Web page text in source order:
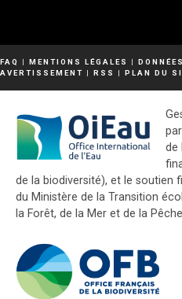
FAQ | MENTIONS LÉGALES |
AVERTISSEMENT | RSS | PLAN DU
de
de la biodiversité), et le soutien
du Ministère de la Transition
la Forêt, de la Mer et de la